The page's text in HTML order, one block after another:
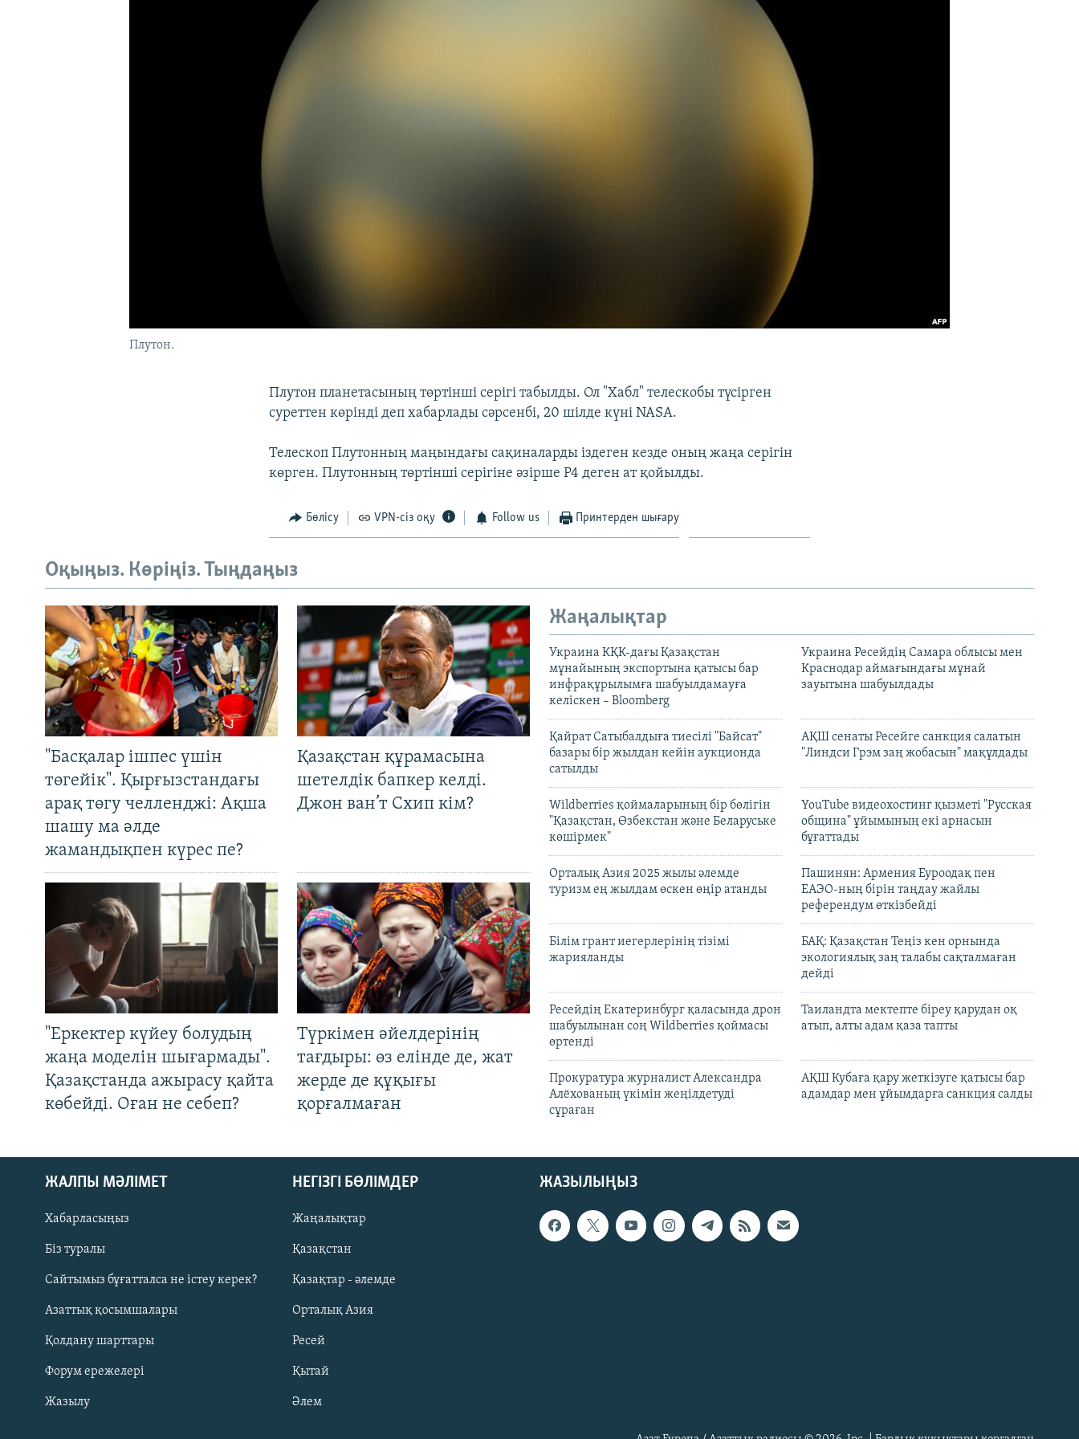
Русский
ЖАЗЫЛЫҢЫЗ
Плутон.
Плутон планетасының төртінші серігі табылды. Ол "Хабл" телескобы түсірген
суреттен көрінді деп хабарлады сәрсенбі, 20 шілде күні NASA.
Телескоп Плутонның маңындағы сақиналарды іздеген кезде оның жаңа серігін
көрген. Плутонның төртінші серігіне әзірше P4 деген ат қойылды.
Бөлісу VPN-сіз оқу Follow us Принтерден шығару
Оқыңыз. Көріңіз. Тыңдаңыз
"Басқалар ішпес үшін
төгейік". Қырғызстандағы
арақ төгу челленджі: Ақша
шашу ма әлде
жамандықпен күрес пе?
Қазақстан құрамасына
шетелдік бапкер келді.
Джон ван’т Схип кім?
"Еркектер күйеу болудың
жаңа моделін шығармады".
Қазақстанда ажырасу қайта
көбейді. Оған не себеп?
Түркімен әйелдерінің
тағдыры: өз елінде де, жат
жерде де құқығы
қорғалмаған
Жаңалықтар
Украина КҚК-дағы Қазақстан
мұнайының экспортына қатысы бар
инфрақұрылымға шабуылдамауға
келіскен – Bloomberg
Украина Ресейдің Самара облысы мен
Краснодар аймағындағы мұнай
зауытына шабуылдады
Қайрат Сатыбалдыға тиесілі "Байсат"
базары бір жылдан кейін аукционда
сатылды
АҚШ сенаты Ресейге санкция салатын
"Линдси Грэм заң жобасын" мақұлдады
Wildberries қоймаларының бір бөлігін
"Қазақстан, Өзбекстан және Беларуське
көшірмек"
YouTube видеохостинг қызметі "Русская
община" ұйымының екі арнасын
бұғаттады
Орталық Азия 2025 жылы әлемде
туризм ең жылдам өскен өңір атанды
Пашинян: Армения Еуроодақ пен
ЕАЭО-ның бірін таңдау жайлы
референдум өткізбейді
Білім грант иегерлерінің тізімі
жарияланды
БАҚ: Қазақстан Теңіз кен орнында
экологиялық заң талабы сақталмаған
дейді
Ресейдің Екатеринбург қаласында дрон
шабуылынан соң Wildberries қоймасы
өртенді
Таиландта мектепте біреу қарудан оқ
атып, алты адам қаза тапты
Прокуратура журналист Александра
Алёхованың үкімін жеңілдетуді
сұраған
АҚШ Кубаға қару жеткізуге қатысы бар
адамдар мен ұйымдарға санкция салды
ЖАЗЫЛЫҢЫЗ
ЖАЛПЫ МӘЛІМЕТ
Хабарласыңыз
Біз туралы
Сайтымыз бұғатталса не істеу керек?
Азаттық қосымшалары
Қолдану шарттары
Форум ережелері
Жазылу
НЕГІЗГІ БӨЛІМДЕР
Жаңалықтар
Қазақстан
Қазақтар - әлемде
Орталық Азия
Ресей
Қытай
Әлем